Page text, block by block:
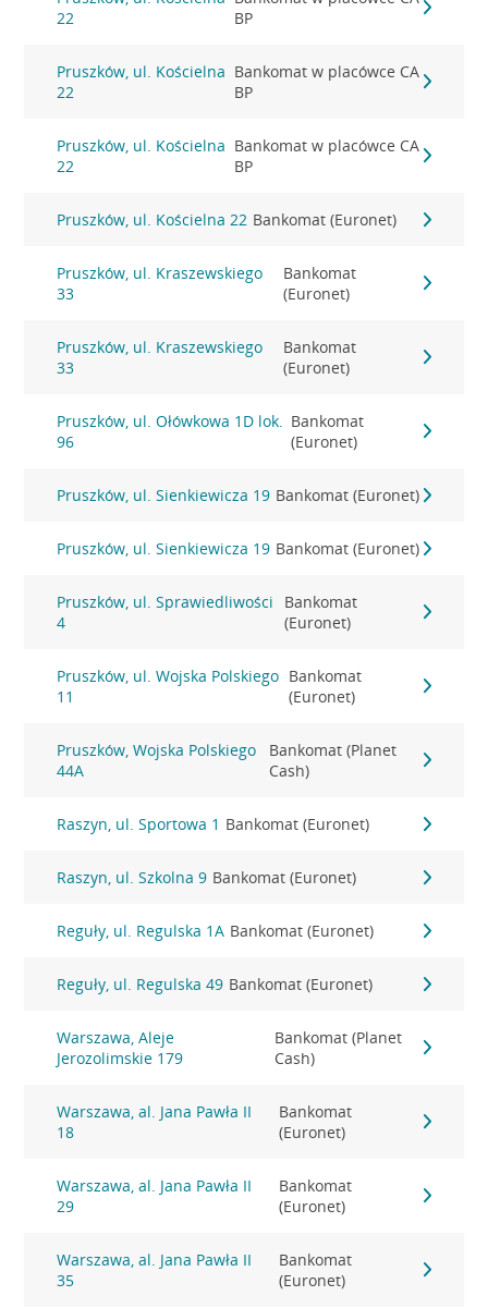
22
BP
Pruszków, ul. Kościelna
22
Bankomat w placówce CA
BP
Pruszków, ul. Kościelna
22
Bankomat w placówce CA
BP
Pruszków, ul. Kościelna 22 Bankomat (Euronet)
Pruszków, ul. Kraszewskiego
33
Bankomat
(Euronet)
Pruszków, ul. Kraszewskiego
33
Bankomat
(Euronet)
Pruszków, ul. Ołówkowa 1D lok.
96
Bankomat
(Euronet)
Pruszków, ul. Sienkiewicza 19 Bankomat (Euronet)
Pruszków, ul. Sienkiewicza 19 Bankomat (Euronet)
Pruszków, ul. Sprawiedliwości
4
Bankomat
(Euronet)
Pruszków, ul. Wojska Polskiego
11
Bankomat
(Euronet)
Pruszków, Wojska Polskiego
44A
Bankomat (Planet
Cash)
Raszyn, ul. Sportowa 1 Bankomat (Euronet)
Raszyn, ul. Szkolna 9 Bankomat (Euronet)
Reguły, ul. Regulska 1A Bankomat (Euronet)
Reguły, ul. Regulska 49 Bankomat (Euronet)
Warszawa, Aleje
Jerozolimskie 179
Bankomat (Planet
Cash)
Warszawa, al. Jana Pawła II
18
Bankomat
(Euronet)
Warszawa, al. Jana Pawła II
29
Bankomat
(Euronet)
Warszawa, al. Jana Pawła II
35
Bankomat
(Euronet)